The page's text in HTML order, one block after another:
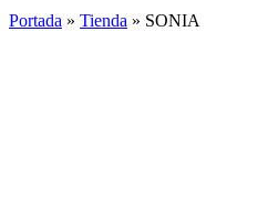
Portada » Tienda » SONIA